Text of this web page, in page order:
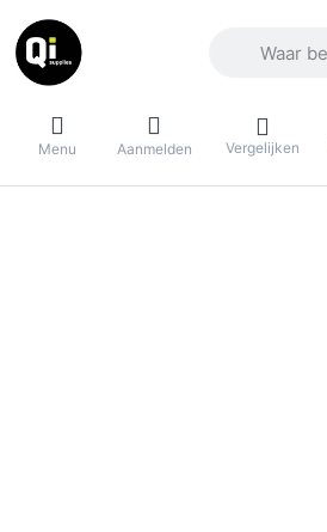
Menu Aanmelden Vergelijken